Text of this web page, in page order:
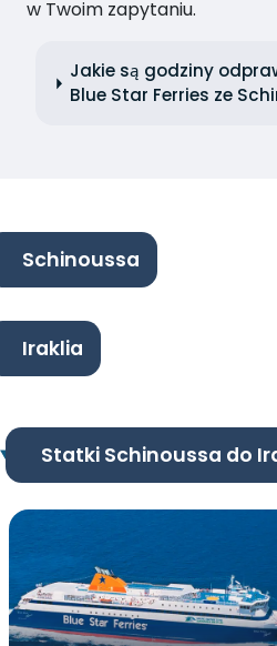
w Twoim zapytaniu.
Jakie są godziny
Blue Star Ferries ze
Schinoussa
Iraklia
Statki Schinoussa do